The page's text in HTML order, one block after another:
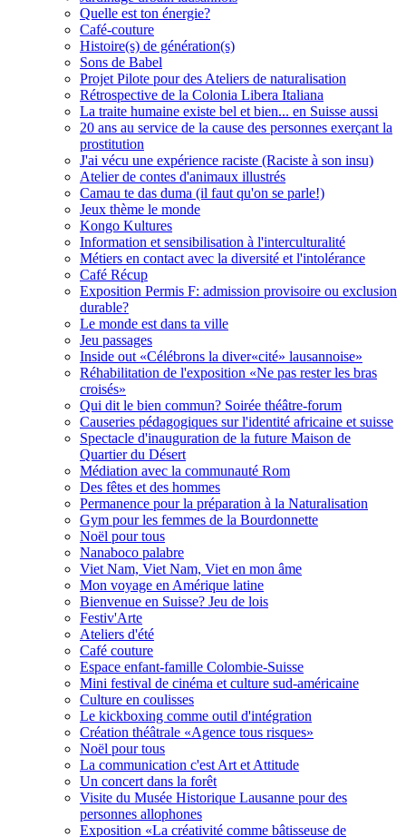
Quelle est ton énergie?
Café-couture
Histoire(s) de génération(s)
Sons de Babel
Projet Pilote pour des Ateliers de naturalisation
Rétrospective de la Colonia Libera Italiana
La traite humaine existe bel et bien... en Suisse aussi
20 ans au service de la cause des personnes exerçant la
prostitution
J'ai vécu une expérience raciste (Raciste à son insu)
Atelier de contes d'animaux illustrés
Camau te das duma (il faut qu'on se parle!)
Jeux thème le monde
Kongo Kultures
Information et sensibilisation à l'interculturalité
Métiers en contact avec la diversité et l'intolérance
Café Récup
Exposition Permis F: admission provisoire ou exclusion
durable?
Le monde est dans ta ville
Jeu passages
Inside out «Célébrons la diver«cité» lausannoise»
Réhabilitation de l'exposition «Ne pas rester les bras
croisés»
Qui dit le bien commun? Soirée théâtre-forum
Causeries pédagogiques sur l'identité africaine et suisse
Spectacle d'inauguration de la future Maison de
Quartier du Désert
Médiation avec la communauté Rom
Des fêtes et des hommes
Permanence pour la préparation à la Naturalisation
Gym pour les femmes de la Bourdonnette
Noël pour tous
Nanaboco palabre
Viet Nam, Viet Nam, Viet en mon âme
Mon voyage en Amérique latine
Bienvenue en Suisse? Jeu de lois
Festiv'Arte
Ateliers d'été
Café couture
Espace enfant-famille Colombie-Suisse
Mini festival de cinéma et culture sud-américaine
Culture en coulisses
Le kickboxing comme outil d'intégration
Création théâtrale «Agence tous risques»
Noël pour tous
La communication c'est Art et Attitude
Un concert dans la forêt
Visite du Musée Historique Lausanne pour des
personnes allophones
Exposition «La créativité comme bâtisseuse de